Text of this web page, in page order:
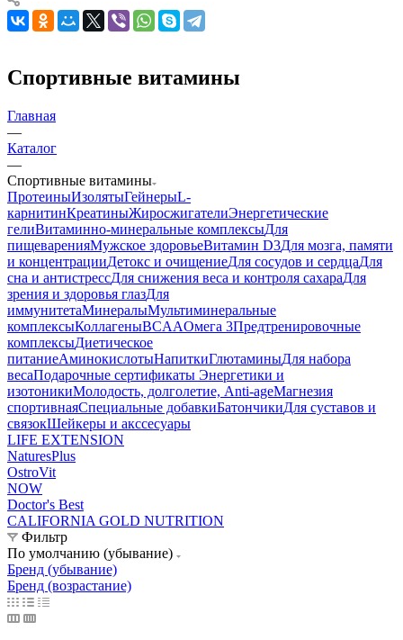
Спортивные витамины
Главная
—
Каталог
—
Спортивные витамины
ПротеиныИзолятыГейнерыL-
карнитинКреатиныЖиросжигателиЭнергетические
гелиВитаминно-минеральные комплексыДля
пищеваренияМужское здоровьеВитамин D3Для мозга, памяти
и концентрацииДетокс и очищениеДля сосудов и сердцаДля
сна и антистрессДля снижения веса и контроля сахараДля
зрения и здоровья глазДля
иммунитетаМинералыМультиминеральные
комплексыКоллагеныBCAAОмега 3Предтренировочные
комплексыДиетическое
питаниеАминокислотыНапиткиГлютаминыДля набора
весаПодарочные сертификаты Энергетики и
изотоникиМолодость, долголетие, Anti-ageМагнезия
спортивнаяСпециальные добавкиБатончикиДля суставов и
связокШейкеры и акссесуары
LIFE EXTENSION
NaturesPlus
OstroVit
NOW
Doctor's Best
CALIFORNIA GOLD NUTRITION
Фильтр
По умолчанию (убывание)
Бренд (убывание)
Бренд (возрастание)